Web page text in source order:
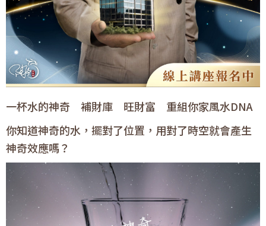
一杯水的神奇 補財庫 旺財富 重組你家風水DNA
你知道神奇的水，擺對了位置，用對了時空就會產生
神奇效應嗎？